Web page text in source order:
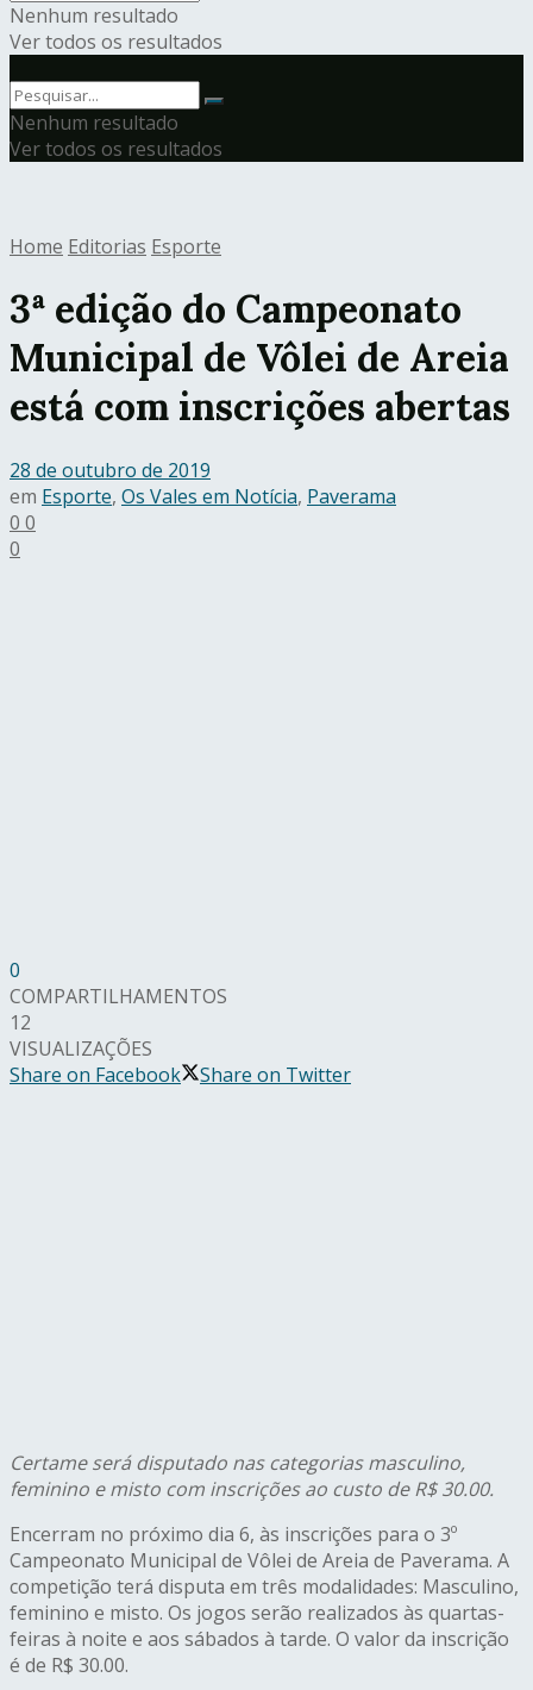
Nenhum resultado
Ver todos os resultados
Nenhum resultado
Ver todos os resultados
Home Editorias Esporte
3ª edição do Campeonato
Municipal de Vôlei de Areia
está com inscrições abertas
28 de outubro de 2019
em Esporte, Os Vales em Notícia, Paverama
0 0
0
0
COMPARTILHAMENTOS
12
VISUALIZAÇÕES
Share on Facebook
Share on Twitter
Certame será disputado nas categorias masculino,
feminino e misto com inscrições ao custo de R$ 30.00.
Encerram no próximo dia 6, às inscrições para o 3º
Campeonato Municipal de Vôlei de Areia de Paverama. A
competição terá disputa em três modalidades: Masculino,
feminino e misto. Os jogos serão realizados às quartas-
feiras à noite e aos sábados à tarde. O valor da inscrição
é de R$ 30.00.